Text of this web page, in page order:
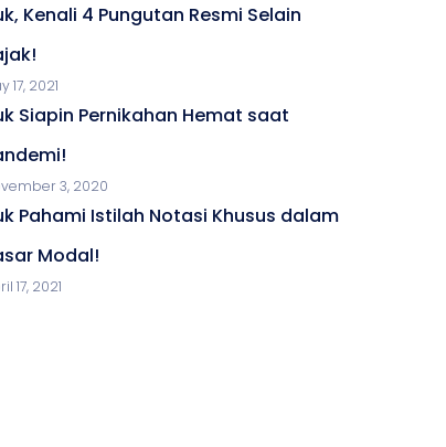
Kenali 4 Pungutan Resmi Selain
17, 2021
Siapin Pernikahan Hemat saat
3, 2020
Pahami Istilah Notasi Khusus dalam
Modal!
17, 2021